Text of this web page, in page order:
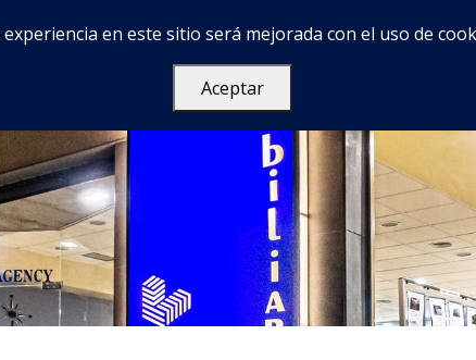
experiencia en este sitio será mejorada con el uso de
Aceptar